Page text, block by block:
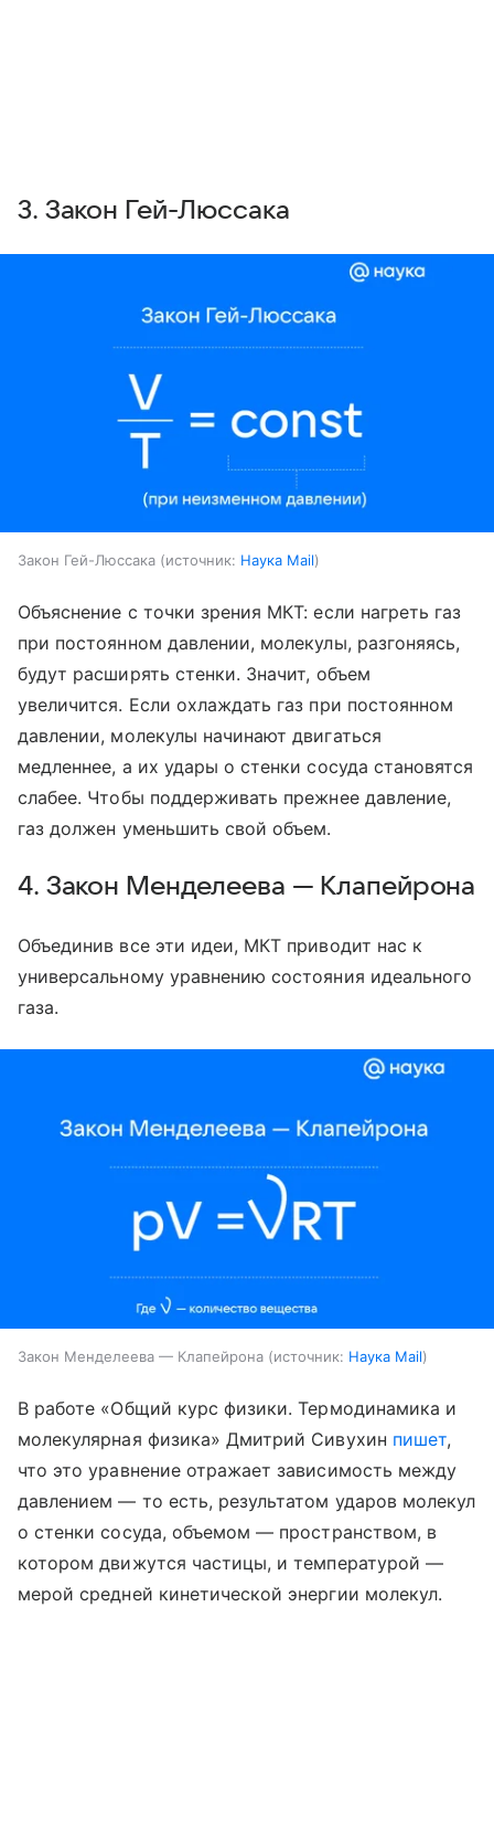
3. Закон Гей-Люссака
Закон Гей-Люссака источник: Наука Mail
Объяснение с точки зрения МКТ: если нагреть газ
при постоянном давлении, молекулы, разгоняясь,
будут расширять стенки. Значит, объем
увеличится. Если охлаждать газ при постоянном
давлении, молекулы начинают двигаться
медленнее, а их удары о стенки сосуда становятся
слабее. Чтобы поддерживать прежнее давление,
газ должен уменьшить свой объем.
4. Закон Менделеева — Клапейрона
Объединив все эти идеи, МКТ приводит нас к
универсальному уравнению состояния идеального
газа.
Закон Менделеева — Клапейрона источник: Наука Mail
В работе «Общий курс физики. Термодинамика и
молекулярная физика» Дмитрий Сивухин пишет,
что это уравнение отражает зависимость между
давлением — то есть, результатом ударов молекул
о стенки сосуда, объемом — пространством, в
котором движутся частицы, и температурой —
мерой средней кинетической энергии молекул.